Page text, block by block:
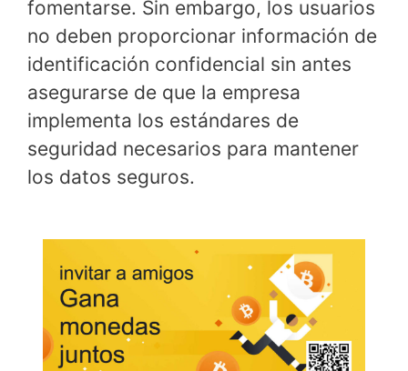
fomentarse. Sin embargo, los usuarios
no deben proporcionar información de
identificación confidencial sin antes
asegurarse de que la empresa
implementa los estándares de
seguridad necesarios para mantener
los datos seguros.